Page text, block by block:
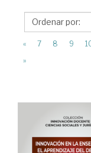
« 7 8 9
»